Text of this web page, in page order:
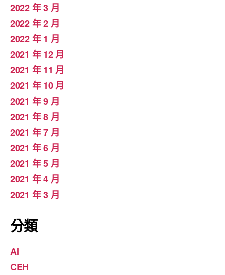
2022 年 3 月
2022 年 2 月
2022 年 1 月
2021 年 12 月
2021 年 11 月
2021 年 10 月
2021 年 9 月
2021 年 8 月
2021 年 7 月
2021 年 6 月
2021 年 5 月
2021 年 4 月
2021 年 3 月
分類
AI
CEH